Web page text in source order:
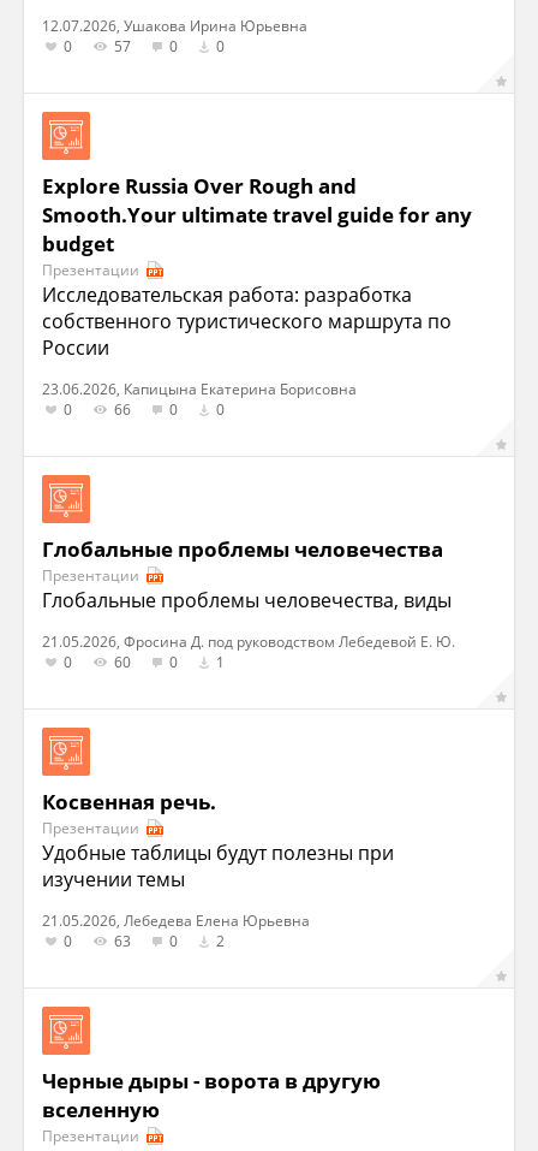
12.07.2026, Ушакова Ирина Юрьевна
0
57 0 0
Explore Russia Over Rough and
Smooth.Your ultimate travel guide for any
budget
Презентации
Исследовательская работа: разработка
собственного туристического маршрута по
России
23.06.2026, Капицына Екатерина Борисовна
0
66 0 0
Глобальные проблемы человечества
Презентации
Глобальные проблемы человечества, виды
21.05.2026, Фросина Д. под руководством Лебедевой Е. Ю.
0
60 0 1
Косвенная речь.
Презентации
Удобные таблицы будут полезны при
изучении темы
21.05.2026, Лебедева Елена Юрьевна
0
63 0 2
Черные дыры - ворота в другую
вселенную
Презентации